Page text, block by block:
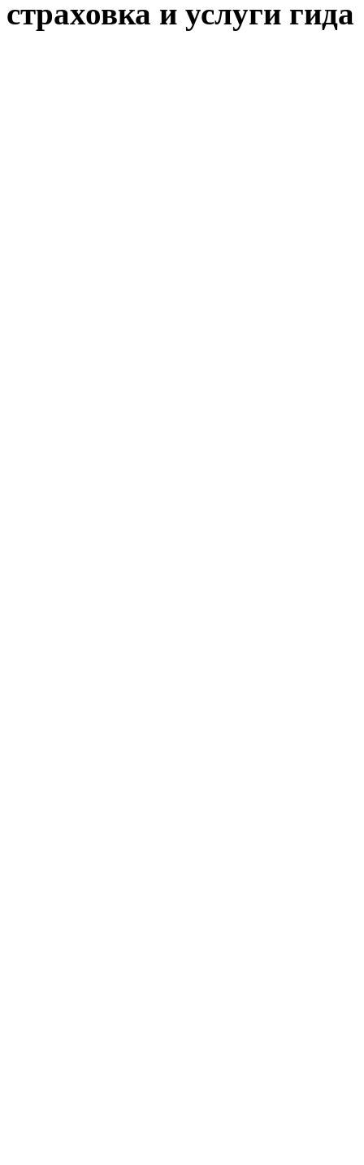
страховка и услуги гида